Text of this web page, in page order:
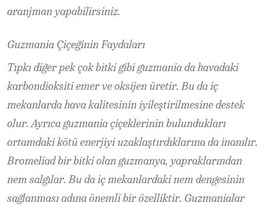
aranjman yapabilirsiniz.
Guzmania Çiçeğinin Faydaları
Tıpkı diğer pek çok bitki gibi guzmania da havadaki
karbondioksiti emer ve oksijen üretir. Bu da iç
mekanlarda hava kalitesinin iyileştirilmesine destek
olur. Ayrıca guzmania çiçeklerinin bulundukları
ortamdaki kötü enerjiyi uzaklaştırdıklarına da inanılır.
Bromeliad bir bitki olan guzmanya, yapraklarından
nem salgılar. Bu da iç mekanlardaki nem dengesinin
sağlanması adına önemli bir özelliktir. Guzmanialar